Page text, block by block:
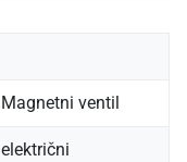
Magnetni ventil
električni